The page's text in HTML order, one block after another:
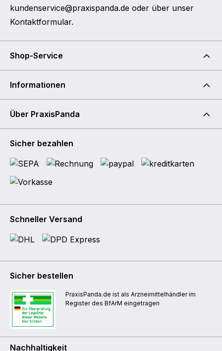
kundenservice@praxispanda.de oder über unser
Kontaktformular.
Shop-Service
Informationen
Über PraxisPanda
Sicher bezahlen
Schneller Versand
Sicher bestellen
PraxisPanda.de ist als Arzneimittelhändler im
Register des BfArM eingetragen
Nachhaltigkeit